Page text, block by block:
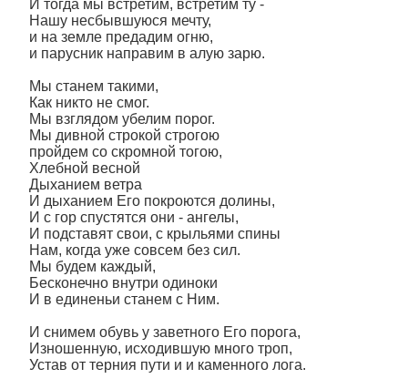
И тогда мы встретим, встретим ту -
Нашу несбывшуюся мечту,
и на земле предадим огню,
и парусник направим в алую зарю.
Мы станем такими,
Как никто не смог.
Мы взглядом убелим порог.
Мы дивной строкой строгою
пройдем со скромной тогою,
Хлебной весной
Дыханием ветра
И дыханием Его покроются долины,
И с гор спустятся они - ангелы,
И подставят свои, с крыльями спины
Нам, когда уже совсем без сил.
Мы будем каждый,
Бесконечно внутри одиноки
И в единеньи станем с Ним.
И снимем обувь у заветного Его порога,
Изношенную, исходившую много троп,
Устав от терния пути и и каменного лога.